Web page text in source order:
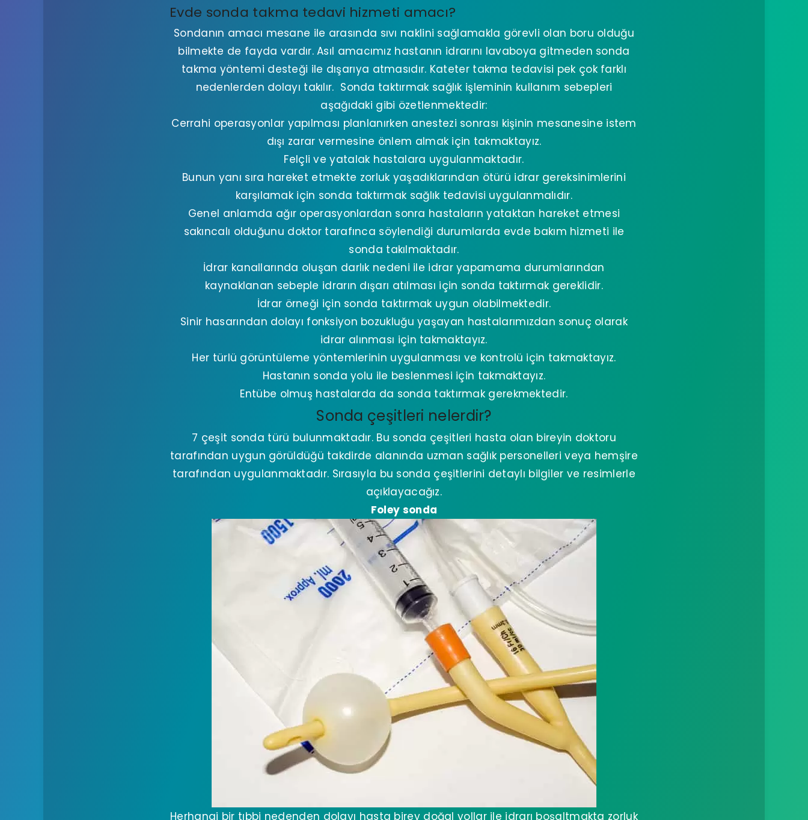
Evde sonda takma tedavi hizmeti amacı?
Sondanın amacı mesane ile arasında sıvı naklini sağlamakla görevli olan boru olduğu
bilmekte de fayda vardır. Asıl amacımız hastanın idrarını lavaboya gitmeden sonda
takma yöntemi desteği ile dışarıya atmasıdır. Kateter takma tedavisi pek çok farklı
nedenlerden dolayı takılır. Sonda taktırmak sağlık işleminin kullanım sebepleri
aşağıdaki gibi özetlenmektedir:
Cerrahi operasyonlar yapılması planlanırken anestezi sonrası kişinin mesanesine istem
dışı zarar vermesine önlem almak için takmaktayız.
Felçli ve yatalak hastalara uygulanmaktadır.
Bunun yanı sıra hareket etmekte zorluk yaşadıklarından ötürü idrar gereksinimlerini
karşılamak için sonda taktırmak sağlık tedavisi uygulanmalıdır.
Genel anlamda ağır operasyonlardan sonra hastaların yataktan hareket etmesi
sakıncalı olduğunu doktor tarafınca söylendiği durumlarda evde bakım hizmeti ile
sonda takılmaktadır.
İdrar kanallarında oluşan darlık nedeni ile idrar yapamama durumlarından
kaynaklanan sebeple idrarın dışarı atılması için sonda taktırmak gereklidir.
İdrar örneği için sonda taktırmak uygun olabilmektedir.
Sinir hasarından dolayı fonksiyon bozukluğu yaşayan hastalarımızdan sonuç olarak
idrar alınması için takmaktayız.
Her türlü görüntüleme yöntemlerinin uygulanması ve kontrolü için takmaktayız.
Hastanın sonda yolu ile beslenmesi için takmaktayız.
Entübe olmuş hastalarda da sonda taktırmak gerekmektedir.
Sonda çeşitleri nelerdir?
7 çeşit sonda türü bulunmaktadır. Bu sonda çeşitleri hasta olan bireyin doktoru
tarafından uygun görüldüğü takdirde alanında uzman sağlık personelleri veya hemşire
tarafından uygulanmaktadır. Sırasıyla bu sonda çeşitlerini detaylı bilgiler ve resimlerle
açıklayacağız.
Foley sonda
Herhangi bir tıbbi nedenden dolayı hasta birey doğal yollar ile idrarı boşaltmakta zorluk